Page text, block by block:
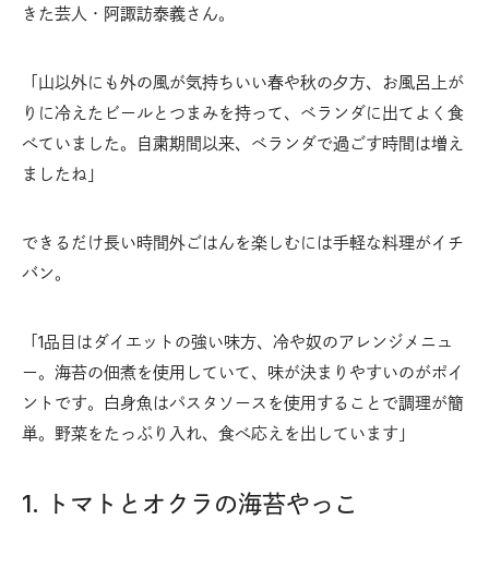
きた芸人・阿諏訪泰義さん。
「山以外にも外の風が気持ちいい春や秋の夕方、お風呂上が
りに冷えたビールとつまみを持って、ベランダに出てよく食
べていました。自粛期間以来、ベランダで過ごす時間は増え
ましたね」
できるだけ長い時間外ごはんを楽しむには手軽な料理がイチ
バン。
「1品目はダイエットの強い味方、冷や奴のアレンジメニュ
ー。海苔の佃煮を使用していて、味が決まりやすいのがポイ
ントです。白身魚はパスタソースを使用することで調理が簡
単。野菜をたっぷり入れ、食べ応えを出しています」
1. トマトとオクラの海苔やっこ